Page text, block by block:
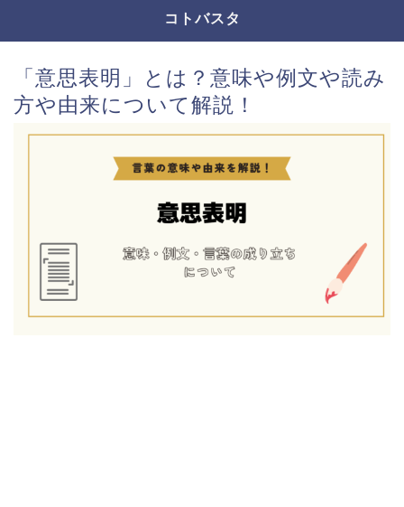
コトバスタ
「意思表明」とは？意味や例文や読み
方や由来について解説！